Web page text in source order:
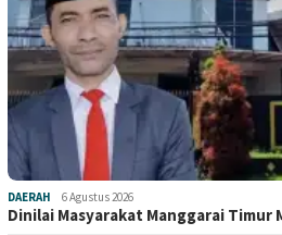
DAERAH 6 Agustus 2026
Dinilai Masyarakat Manggarai Timur